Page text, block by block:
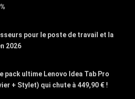
pour le poste de travail et la
2026
pack ultime Lenovo Idea Tab Pro
+ Stylet) qui chute à 449,90 € !